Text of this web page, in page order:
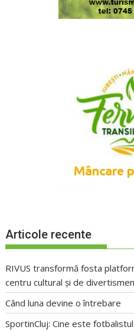
Articole recente
RIVUS transformă fosta
centru cultural și de
Când luna devine o întrebare
SportinCluj: Cine este